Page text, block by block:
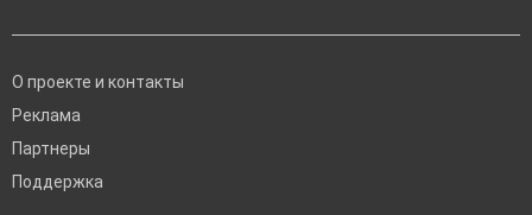
О проекте и контакты
Реклама
Партнеры
Поддержка